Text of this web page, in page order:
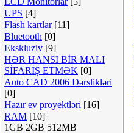
UPS [4]
Flash kartlar [11]
Bluetooth [0]
Ekskluziv [9]
HƏR HANSI BİR MALI
SİFARİŞ ETMƏK [0]
Auto CAD 2006 Dərslikləri
[0]
Hazır ev proyektləri [16]
RAM [10]
1GB 2GB 512MB